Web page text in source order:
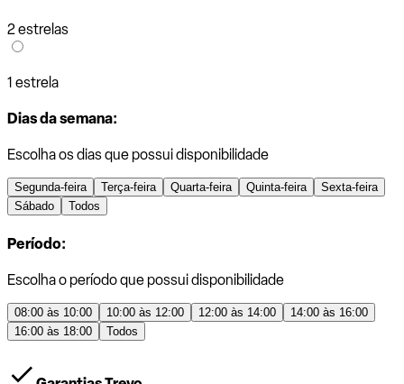
2 estrelas
1 estrela
Dias da semana:
Escolha os dias que possui disponibilidade
Segunda-feira Terça-feira Quarta-feira Quinta-feira
Sexta-feira
Sábado
Todos
Período:
Escolha o período que possui disponibilidade
08:00 às 10:00 10:00 às 12:00 12:00 às 14:00
14:00 às 16:00
16:00 às 18:00
Todos